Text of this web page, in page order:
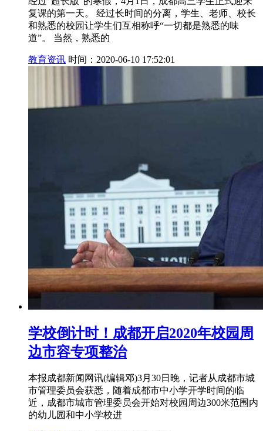
复课的第一天。 经过长时间的分离，学生、老师、校长
和熟悉的校园让学生们互相称呼“一切都是熟悉的味
道”。 当然，熟悉的
教育资讯 时间：2020-06-10 17:52:01
学校倒计时！成都开启2020年校园周
边市容专项整治
本报成都新闻网讯(编辑邓)3月30日晚，记者从成都市城
市管理委员会获悉，随着成都市中小学开学时间的临
近，成都市城市管理委员会开始对校园周边300米范围内
的幼儿园和中小学校进